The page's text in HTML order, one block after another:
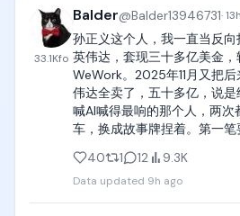
上，抹了一把脸，看向终点方
下水面。
台词：「悔しい！」（好懊恼
动作：视线转回镜头，皱着
笑，肩膀缩了一下。背景里
音效：全场大欢呼和掌声推到
【音响】
33.1Kfo
Balder@Balder13946731·
孙正义这个人，我一直当反
英伟达，套现三十多亿美金，
WeWork。2025年11月又把
伟达全卖了，五十多亿，说
喊AI喊得最响的那个人，两
车，换成故事牌捏着。第一
没有，钱是拿住的人赚的——
学。
40 1 12 9.3K
Data updated 9h ago